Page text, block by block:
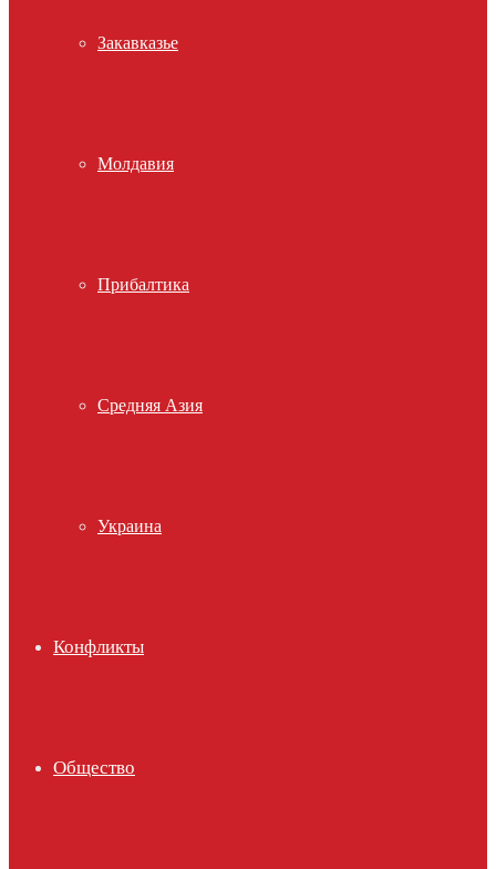
Закавказье
Молдавия
Прибалтика
Средняя Азия
Украина
Конфликты
Общество